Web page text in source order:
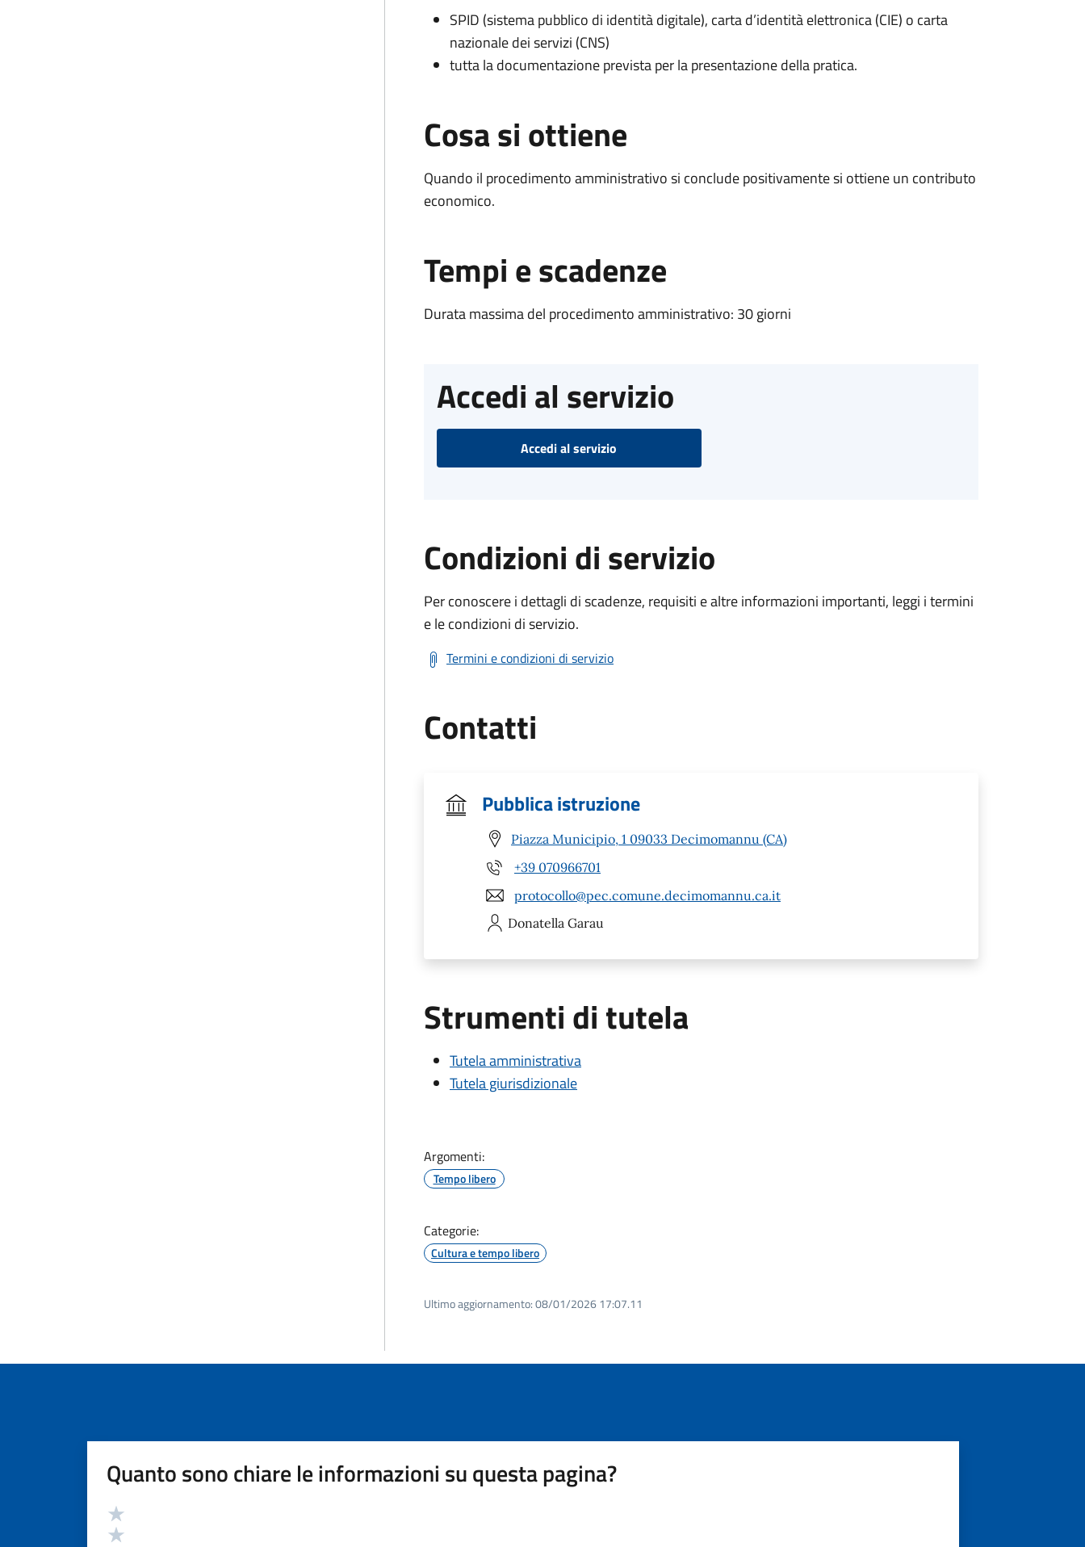
SPID (sistema pubblico di identità digitale), carta d’identità elettronica (CIE) o carta
nazionale dei servizi (CNS)
tutta la documentazione prevista per la presentazione della pratica.
Cosa si ottiene
Quando il procedimento amministrativo si conclude positivamente si ottiene un contributo
economico.
Tempi e scadenze
Durata massima del procedimento amministrativo: 30 giorni
Accedi al servizio
Accedi al servizio
Condizioni di servizio
Per conoscere i dettagli di scadenze, requisiti e altre informazioni importanti, leggi i termini
e le condizioni di servizio.
Termini e condizioni di servizio
Contatti
Pubblica istruzione
Piazza Municipio, 1 09033 Decimomannu (CA)
+39 070966701
protocollo@pec.comune.decimomannu.ca.it
Donatella Garau
Strumenti di tutela
Tutela amministrativa
Tutela giurisdizionale
Argomenti:
Tempo libero
Categorie:
Cultura e tempo libero
Ultimo aggiornamento:08/01/2026 17:07.11
Quanto sono chiare le informazioni su questa pagina?
Valutazione